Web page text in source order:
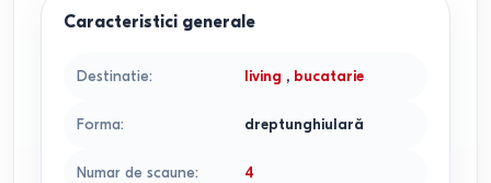
Caracteristici generale
Destinatie: living , bucatarie
Forma: dreptunghiulară
Numar de scaune: 4